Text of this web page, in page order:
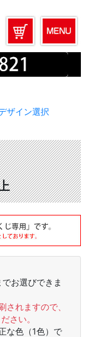
ザイン選択
お選びできま
れますので、
さい。
な色（1色）で